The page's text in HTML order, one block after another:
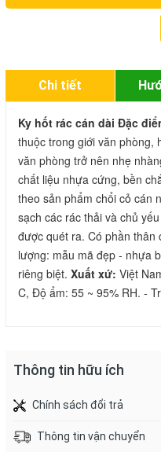
Chi tiết
Ky hốt rác cán dài Đặc
thuộc trong giới văn phòng,
văn phòng trở nên nhẹ
chất liệu nhựa cứng, bền
theo sản phẩm chổi cỏ cán
sạch các rác thải và chủ
được quét ra. Có phần thân
lượng: mẫu mã đẹp - nhựa
riêng biệt. Xuất xứ: Việt
C, Độ ẩm: 55 ~ 95% RH. -
Thông tin hữu ích
Chính sách đổi trả
Thông tin vận chuyển